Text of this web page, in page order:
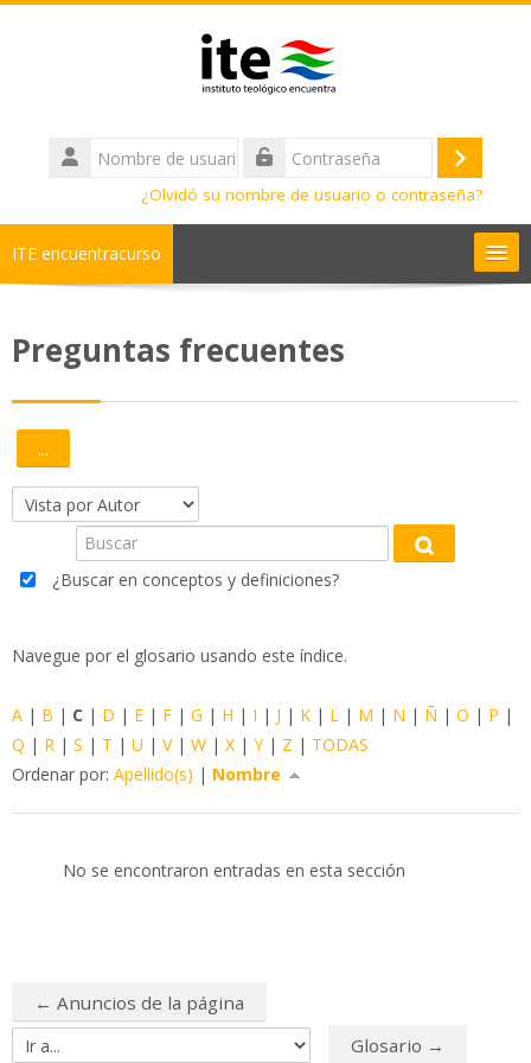
Nombre
de
Acceder
¿Olvidó su nombre de usuario o contraseña?
ITE encuentracurso
Cursos
Diplomados
Bachilleratos
Buscar
Preguntas frecuentes
...
Exportar entradas
Navegue por el glosario usando este índice.
Buscar
Buscar
¿Buscar en conceptos y definiciones?
Navegue por el glosario usando este índice.
A | B | C | D | E | F | G | H | I | J | K | L | M | N | Ñ | O | P |
Q | R | S | T | U | V| W | X | Y| Z | TODAS
Ordenar por: Apellido(s) | Nombre
No se encontraron entradas en esta sección
← Anuncios de la página
Ir a... Glosario →